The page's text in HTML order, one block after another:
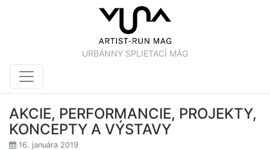
URBÁNNY SPLIETACÍ MÁG
AKCIE, PERFORMANCIE, PROJEKTY,
KONCEPTY A VÝSTAVY
16. januára 2019